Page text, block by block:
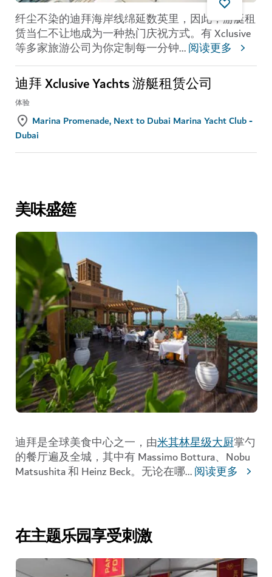
纤尘不染的迪拜海岸线绵延数英里，因此，游艇租
赁当仁不让地成为一种热门庆祝方式。有 Xclusive
等多家旅游公司为你定制每一分钟...阅读更多
迪拜 Xclusive Yachts 游艇租赁公司
体验
Marina Promenade, Next to Dubai Marina Yacht Club -
Dubai
美味盛筵
迪拜是全球美食中心之一，由米其林星级大厨掌勺
的餐厅遍及全城，其中有 Massimo Bottura、Nobu
Matsushita 和 Heinz Beck。无论在哪...阅读更多
在主题乐园享受刺激